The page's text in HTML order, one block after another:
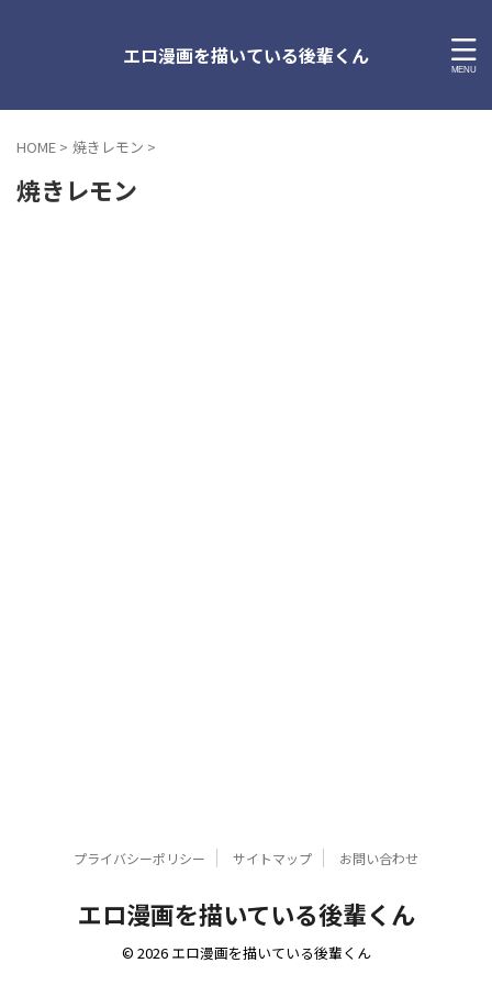
エロ漫画を描いている後輩くん
HOME > 焼きレモン >
焼きレモン
プライバシーポリシー サイトマップ お問い合わせ
エロ漫画を描いている後輩くん
© 2026 エロ漫画を描いている後輩くん